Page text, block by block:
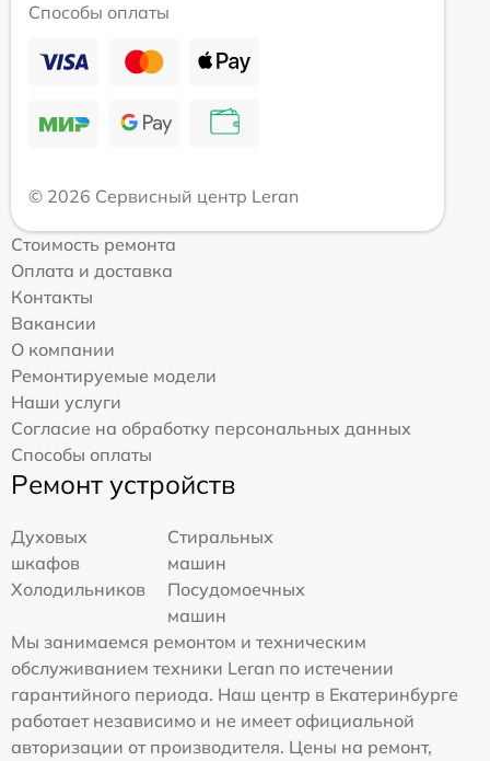
Способы оплаты
© 2026 Сервисный центр Leran
Стоимость ремонта
Оплата и доставка
Контакты
Вакансии
О компании
Ремонтируемые модели
Наши услуги
Согласие на обработку персональных данных
Способы оплаты
Ремонт устройств
Духовых
шкафов
Стиральных
машин
Холодильников
Посудомоечных
машин
Мы занимаемся ремонтом и техническим
обслуживанием техники Leran по истечении
гарантийного периода. Наш центр в Екатеринбурге
работает независимо и не имеет официальной
авторизации от производителя. Цены на ремонт,